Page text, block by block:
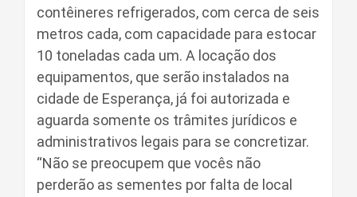
contêineres refrigerados, com cerca de seis
metros cada, com capacidade para estocar
10 toneladas cada um. A locação dos
equipamentos, que serão instalados na
cidade de Esperança, já foi autorizada e
aguarda somente os trâmites jurídicos e
administrativos legais para se concretizar.
“Não se preocupem que vocês não
perderão as sementes por falta de local